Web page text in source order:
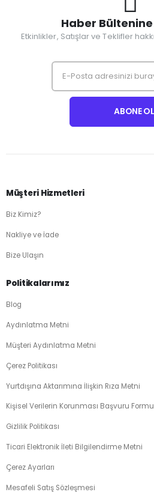
Haber
Etkinlikler, Satışlar ve Teklifler
Müşteri Hizmetleri
Biz Kimiz?
Nakliye ve İade
Bize Ulaşın
Politikalarımız
Blog
Aydınlatma Metni
Müşteri Aydınlatma Metni
Çerez Politikası
Yurtdışına Aktarımına İlişkin Rıza Metni
Kişisel Verilerin Korunması Başvuru Formu
Gizlilik Politikası
Ticari Elektronik İleti Bilgilendirme Metni
Çerez Ayarları
Mesafeli Satış Sözleşmesi